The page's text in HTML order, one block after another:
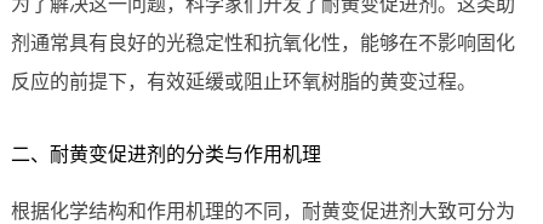
为了解决这一问题，科学家们开发了耐黄变促进剂。这类助
剂通常具有良好的光稳定性和抗氧化性，能够在不影响固化
反应的前提下，有效延缓或阻止环氧树脂的黄变过程。
二、耐黄变促进剂的分类与作用机理
根据化学结构和作用机理的不同，耐黄变促进剂大致可分为